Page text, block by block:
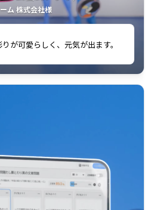
ム 株式会社様
が可愛らしく、元気が出ます。
あるようなので使うのが楽しいで